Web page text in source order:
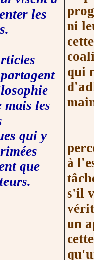
les
mais les
qui y
que
ni
qui
à
s'il
un